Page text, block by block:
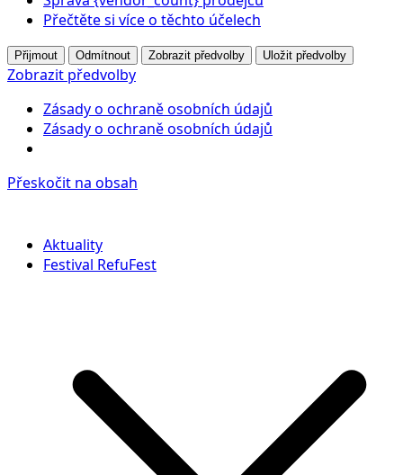
Přečtěte si více o těchto účelech
Přijmout Odmítnout Zobrazit předvolby Uložit předvolby
Zobrazit předvolby
Zásady o ochraně osobních údajů
Zásady o ochraně osobních údajů
Přeskočit na obsah
Aktuality
Festival RefuFest